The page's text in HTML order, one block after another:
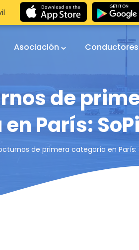
Asociación Conductores
de
París: SoPi
de primera categoría en París: